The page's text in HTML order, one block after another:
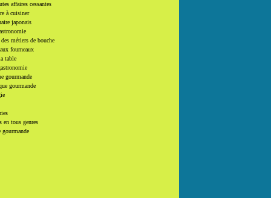
affaires cessantes
à cuisiner
japonais
métiers de bouche
fourneaux
table
gourmande
gourmande
en tous genres
gourmande